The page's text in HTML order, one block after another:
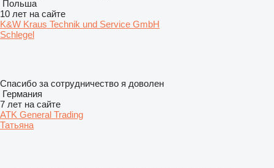
Польша
10 лет на сайте
K&W Kraus Technik und Service GmbH
Schlegel
Спасибо за сотрудничество я доволен
Германия
7 лет на сайте
ATK General Trading
Татьяна